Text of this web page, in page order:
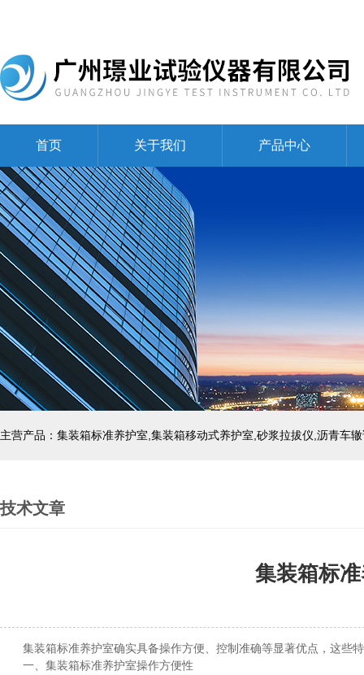
首页 关于我们 产品中心
主营产品：集装箱标准养护室,集装箱移动式养护室,砂浆拉拔仪,沥青车
技术文章
集装箱标
集装箱标准养护室确实具备操作方便、控制准确等显著优点，这些
一、集装箱标准养护室操作方便性